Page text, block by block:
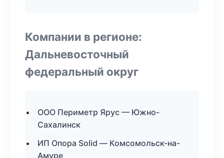
Компании в регионе:
Дальневосточный
федеральный округ
ООО Периметр Ярус — Южно-
Сахалинск
ИП Опора Solid — Комсомольск-на-
Амуре